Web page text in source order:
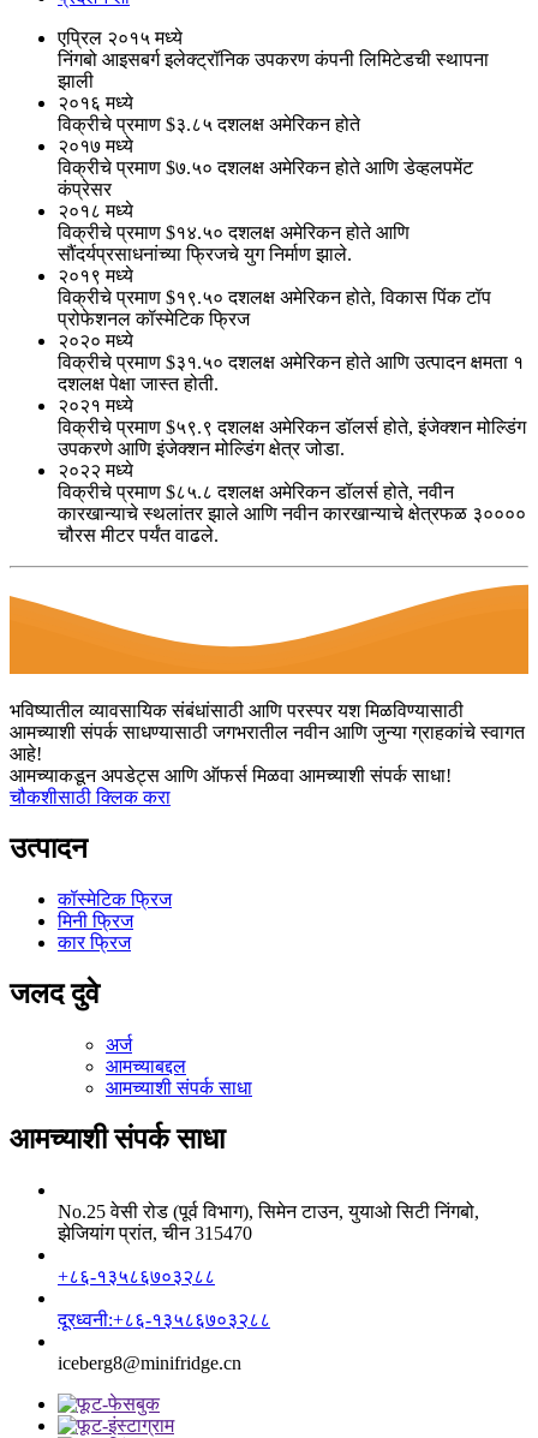
एप्रिल २०१५ मध्ये
निंगबो आइसबर्ग इलेक्ट्रॉनिक उपकरण कंपनी लिमिटेडची स्थापना
झाली
२०१६ मध्ये
विक्रीचे प्रमाण $३.८५ दशलक्ष अमेरिकन होते
२०१७ मध्ये
विक्रीचे प्रमाण $७.५० दशलक्ष अमेरिकन होते आणि डेव्हलपमेंट
कंप्रेसर
२०१८ मध्ये
विक्रीचे प्रमाण $१४.५० दशलक्ष अमेरिकन होते आणि
सौंदर्यप्रसाधनांच्या फ्रिजचे युग निर्माण झाले.
२०१९ मध्ये
विक्रीचे प्रमाण $१९.५० दशलक्ष अमेरिकन होते, विकास पिंक टॉप
प्रोफेशनल कॉस्मेटिक फ्रिज
२०२० मध्ये
विक्रीचे प्रमाण $३१.५० दशलक्ष अमेरिकन होते आणि उत्पादन क्षमता १
दशलक्ष पेक्षा जास्त होती.
२०२१ मध्ये
विक्रीचे प्रमाण $५९.९ दशलक्ष अमेरिकन डॉलर्स होते, इंजेक्शन मोल्डिंग
उपकरणे आणि इंजेक्शन मोल्डिंग क्षेत्र जोडा.
२०२२ मध्ये
विक्रीचे प्रमाण $८५.८ दशलक्ष अमेरिकन डॉलर्स होते, नवीन
कारखान्याचे स्थलांतर झाले आणि नवीन कारखान्याचे क्षेत्रफळ ३००००
चौरस मीटर पर्यंत वाढले.
भविष्यातील व्यावसायिक संबंधांसाठी आणि परस्पर यश मिळविण्यासाठी
आमच्याशी संपर्क साधण्यासाठी जगभरातील नवीन आणि जुन्या ग्राहकांचे स्वागत
आहे!
आमच्याकडून अपडेट्स आणि ऑफर्स मिळवा आमच्याशी संपर्क साधा!
चौकशीसाठी क्लिक करा
उत्पादन
कॉस्मेटिक फ्रिज
मिनी फ्रिज
कार फ्रिज
जलद दुवे
अर्ज
आमच्याबद्दल
आमच्याशी संपर्क साधा
आमच्याशी संपर्क साधा
No.25 वेसी रोड (पूर्व विभाग), सिमेन टाउन, युयाओ सिटी निंगबो,
झेजियांग प्रांत, चीन 315470
+८६-१३५८६७०३२८८
दूरध्वनी:+८६-१३५८६७०३२८८
iceberg8@minifridge.cn